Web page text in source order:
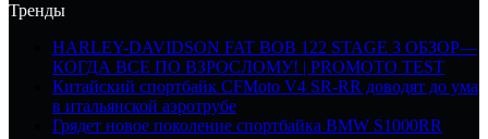
Тренды
HARLEY-DAVIDSON FAT BOB 122 STAGE 3 ОБЗОР—
КОГДА ВСЕ ПО ВЗРОСЛОМУ! | PROMOTO TEST
Китайский спортбайк CFMoto V4 SR-RR доводят до ума
в итальянской аэротрубе
Грядет новое поколение спортбайка BMW S1000RR